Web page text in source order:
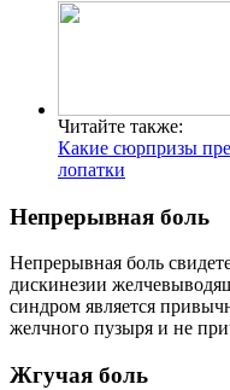
Читайте также:
Какие сюрпризы
лопатки
Непрерывная боль
Непрерывная боль
дискинезии
синдром является
желчного пузыря и не
Жгучая боль